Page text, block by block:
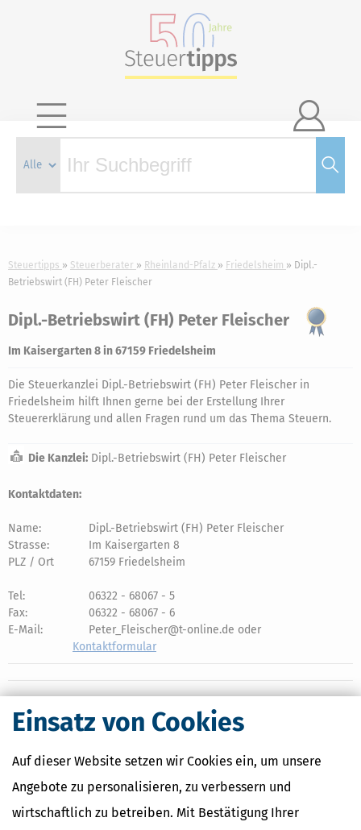
Einsatz von Cookies
Auf dieser Website setzen wir Cookies ein, um unsere
Angebote zu personalisieren, zu verbessern und
wirtschaftlich zu betreiben. Mit Bestätigung Ihrer

Steuertipps Steuerberater Rheinland-Pfalz Friedelsheim
Dipl.-
Betriebswirt (FH) Peter Fleischer
Dipl.-Betriebswirt (FH) Peter Fleischer
Im Kaisergarten 8 in 67159 Friedelsheim
Die Steuerkanzlei Dipl.-Betriebswirt (FH) Peter Fleischer in
Friedelsheim hilft Ihnen gerne bei der Erstellung Ihrer
Steuererklärung und allen Fragen rund um das Thema Steuern.
Die Kanzlei: Dipl.-Betriebswirt (FH) Peter Fleischer
Kontaktdaten:
Name:
Dipl.-Betriebswirt (FH) Peter Fleischer
Strasse:
Im Kaisergarten 8
PLZ / Ort
67159 Friedelsheim
Tel:
06322 - 68067 - 5
Fax:
06322 - 68067 - 6
E-Mail:
Peter_Fleischer@t-online.de oder
Kontaktformular